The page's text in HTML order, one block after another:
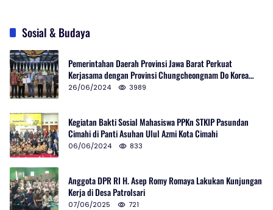
Sosial & Budaya
Pemerintahan Daerah Provinsi Jawa Barat Perkuat
Kerjasama dengan Provinsi Chungcheongnam Do Korea
Selatan
26/06/2024 3989
Kegiatan Bakti Sosial Mahasiswa PPKn STKIP Pasundan
Cimahi di Panti Asuhan Ulul Azmi Kota Cimahi
06/06/2024 833
Anggota DPR RI H. Asep Romy Romaya Lakukan Kunjungan
Kerja di Desa Patrolsari
07/06/2025 721